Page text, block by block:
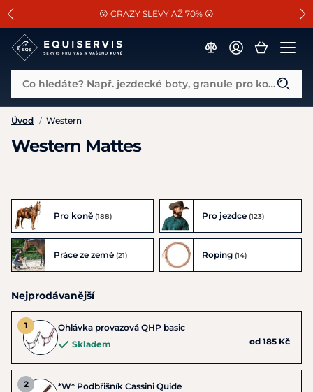
SLEVA 13% na vše od Cassini!
😮 CRAZY SLEVY AŽ 70% 😮
📐Pasování a doplňky k vybraným sedlům ZDARMA 🐴
Co hledáte? Např. jezdecké boty, granule pro koně...
Úvod / Western
Western Mattes
Pro koně (188) Pro jezdce (123)
Práce ze země (21) Roping (14)
Nejprodávanější
Ohlávka provazová QHP basic
Skladem
od 185 Kč
*W* Podbřišník Cassini Quide